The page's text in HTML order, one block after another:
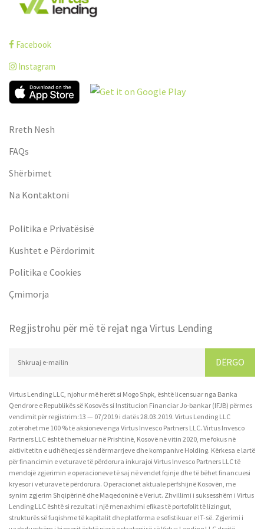
Facebook
Instagram
Rreth Nesh
FAQs
Shërbimet
Na Kontaktoni
Politika e Privatësisë
Kushtet e Përdorimit
Politika e Cookies
Çmimorja
Regjistrohu për më të rejat nga Virtus Lending
DËRGO
Virtus Lending LLC, njohur më herët si Mogo Shpk, është licensuar nga Banka
Qendrore e Republikës së Kosovës si Institucion Financiar Jo-bankar (IFJB) përmes
vendimit për regjistrim:13 — 07/2019 i datës 28.03.2019. Virtus Lending LLC
zotërohet me 100 % të aksioneve nga Virtus Invesco Partners LLC. Virtus Invesco
Partners LLC është themeluar në Prishtinë, Kosovë në vitin 2020, me fokus në
aktivitetitn e udhëheqjes së ndërmarrjeve dhe kompanive Holding. Kërkesa e lartë
për financimin e veturave të përdorura inkurajoi Virtus Invesco Partners LLC të
mendojë zgjerimin e operacioneve të saj në vendet fqinje dhe të bëhet financuesi
kryesor i veturave të përdorura. Operacionet aktuale përfshijnë Kosovën, me
synim zgjerim Shqipërinë dhe Maqedoninë e Veriut. Zhvillimi i suksesshëm i Virtus
Lending LLC është si rezultat i një menaxhimi efikas të portofolit të lizingut,
strukturës së fuqishme të kapitalit dhe platforma e sofistikuar e IT-së. Zgjerimi i